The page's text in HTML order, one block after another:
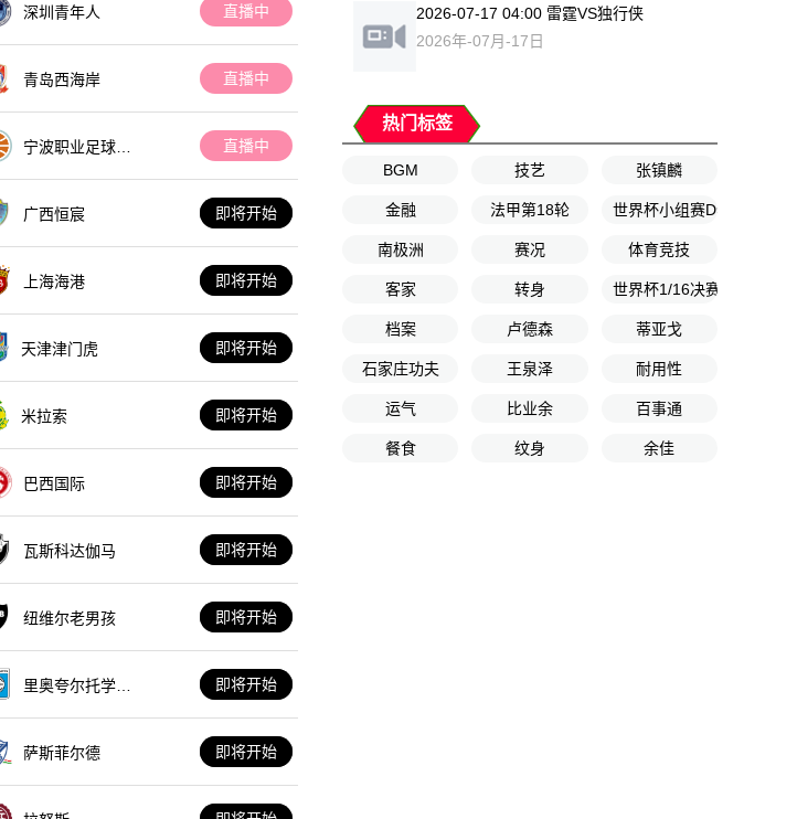
深圳青年人 直播中
青岛西海岸 直播中
宁波职业足球俱
直播中
广西恒宸 即将开始
上海海港 即将开始
天津津门虎 即将开始
米拉索 即将开始
巴西国际 即将开始
瓦斯科达伽马 即将开始
纽维尔老男孩 即将开始
里奥夸尔托学生
即将开始
萨斯菲尔德 即将开始
2026-07-17 04:00 雷霆VS独行侠
2026年-07月-17日
热门标签
BGM 技艺 张镇麟
金融 法甲第18轮 世界杯小组赛D组第3轮
南极洲 赛况 体育竞技
客家 转身 世界杯1/16决赛
档案 卢德森 蒂亚戈
石家庄功夫 王泉泽 耐用性
运气 比业余 百事通
餐食 纹身 余佳